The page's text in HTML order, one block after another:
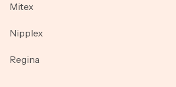
Mitex
Nipplex
Regina